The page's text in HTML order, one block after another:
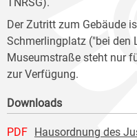
TNRSG).
Der Zutritt zum Gebäude
Schmerlingplatz ("bei den
Museumstraße steht nur
zur Verfügung.
Downloads
PDF
Hausordnung des